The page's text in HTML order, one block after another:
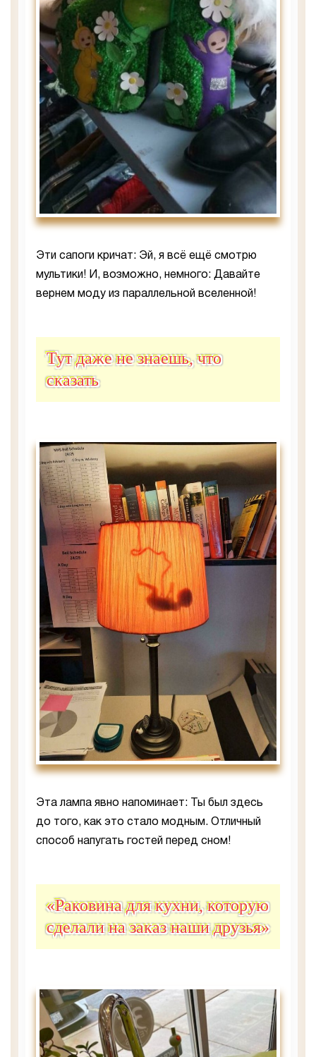
Эти сапоги кричат: Эй, я всё ещё смотрю
мультики! И, возможно, немного: Давайте
вернем моду из параллельной вселенной!
Тут даже не знаешь, что
сказать
Эта лампа явно напоминает: Ты был здесь
до того, как это стало модным. Отличный
способ напугать гостей перед сном!
«Раковина для кухни, которую
сделали на заказ наши друзья»